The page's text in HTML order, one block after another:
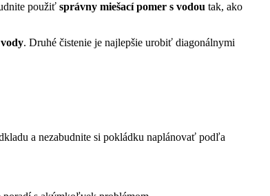
použiť správny miešací pomer s vodou tak, ako
. Druhé čistenie je najlepšie urobiť diagonálnymi
a nezabudnite si pokládku naplánovať podľa